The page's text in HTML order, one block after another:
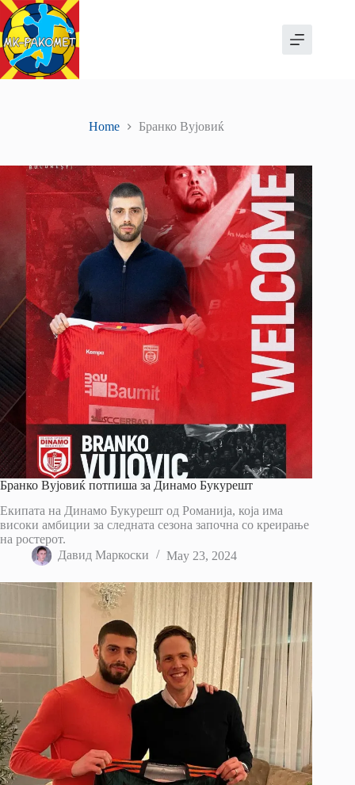
Skip
to
content
Home Бранко Вујовиќ
Бранко Вујовиќ потпиша за Динамо Букурешт
Екипата на Динамо Букурешт од Романија, која има
високи амбиции за следната сезона започна со креирање
на ростерот.
Давид Маркоски
May 23, 2024